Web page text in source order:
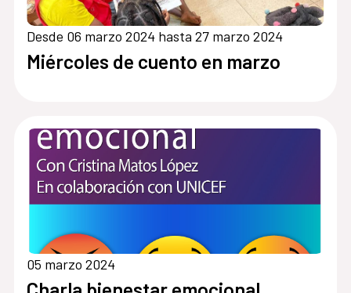
Desde 06 marzo 2024 hasta 27 marzo 2024
Miércoles de cuento en marzo
05 marzo 2024